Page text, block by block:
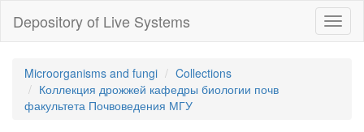
Depository of Live Systems
Microorganisms and fungi
Collections
Коллекция дрожжей кафедры биологии почв
факультета Почвоведения МГУ